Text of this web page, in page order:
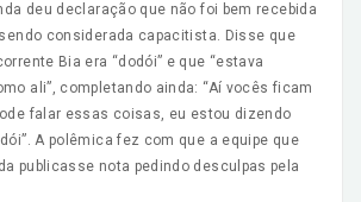
deu declaração que não foi bem recebida
considerada capacitista. Disse que
Bia era “dodói” e que “estava
ali”, completando ainda: “Aí vocês ficam
falar essas coisas, eu estou dizendo
A polêmica fez com que a equipe que
publicasse nota pedindo desculpas pela